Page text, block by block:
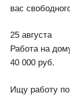
вас
25 августа
Работа на
40 000 руб.
Ищу работу по